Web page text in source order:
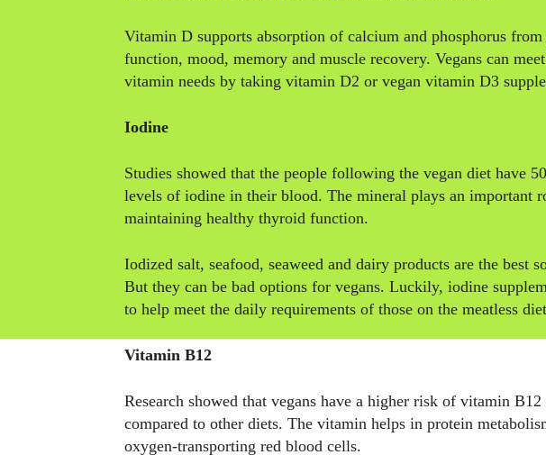
Vitamin D supports absorption of calcium and phosphorus
function, mood, memory and muscle recovery. Vegans can
vitamin needs by taking vitamin D2 or vegan vitamin D3
Iodine
Studies showed that the people following the vegan diet have
levels of iodine in their blood. The mineral plays an important
maintaining healthy thyroid function.
Iodized salt, seafood, seaweed and dairy products are the best
But they can be bad options for vegans. Luckily, iodine
to help meet the daily requirements of those on the meatless
Vitamin B12
Research showed that vegans have a higher risk of vitamin
compared to other diets. The vitamin helps in protein
oxygen-transporting red blood cells.